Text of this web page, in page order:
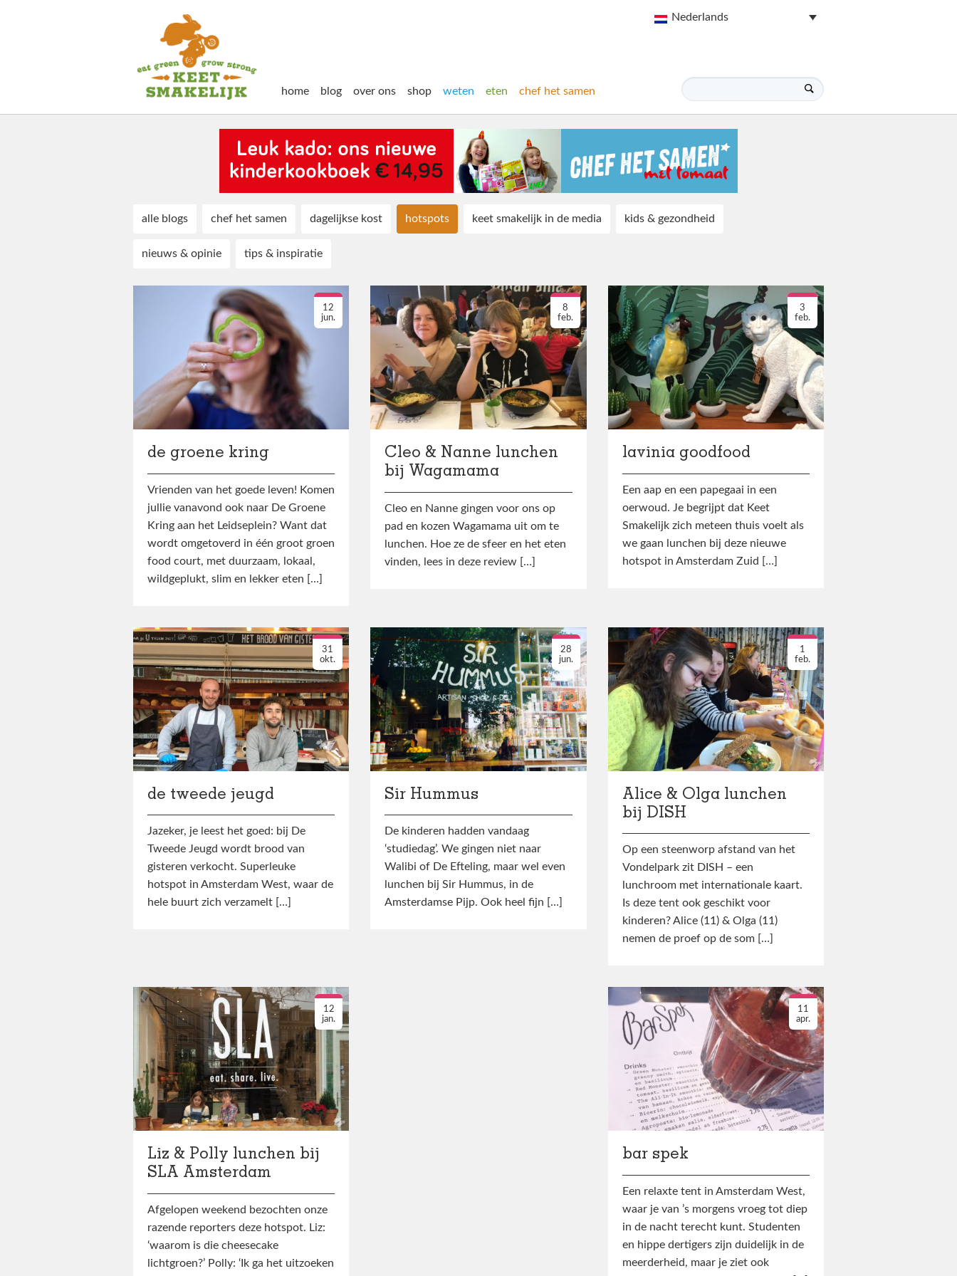
home blog over ons shop weten eten chef het samen
Nederlands
alle blogs chef het samen dagelijkse kost hotspots keet smakelijk in de media kids & gezondheid
nieuws & opinie tips & inspiratie
12
jun.
de groene kring
Vrienden van het goede leven! Komen
jullie vanavond ook naar De Groene
Kring aan het Leidseplein? Want dat
wordt omgetoverd in één groot groen
food court, met duurzaam, lokaal,
wildgeplukt, slim en lekker eten […]
8
feb.
Cleo & Nanne lunchen
bij Wagamama
Cleo en Nanne gingen voor ons op
pad en kozen Wagamama uit om te
lunchen. Hoe ze de sfeer en het eten
vinden, lees in deze review […]
3
feb.
lavinia goodfood
Een aap en een papegaai in een
oerwoud. Je begrijpt dat Keet
Smakelijk zich meteen thuis voelt als
we gaan lunchen bij deze nieuwe
hotspot in Amsterdam Zuid […]
31
okt.
de tweede jeugd
Jazeker, je leest het goed: bij De
Tweede Jeugd wordt brood van
gisteren verkocht. Superleuke
hotspot in Amsterdam West, waar de
hele buurt zich verzamelt […]
28
jun.
Sir Hummus
De kinderen hadden vandaag
‘studiedag’. We gingen niet naar
Walibi of De Efteling, maar wel even
lunchen bij Sir Hummus, in de
Amsterdamse Pijp. Ook heel fijn […]
1
feb.
Alice & Olga lunchen
bij DISH
Op een steenworp afstand van het
Vondelpark zit DISH – een
lunchroom met internationale kaart.
Is deze tent ook geschikt voor
kinderen? Alice (11) & Olga (11)
nemen de proef op de som […]
12
jan.
Liz & Polly lunchen bij
SLA Amsterdam
Afgelopen weekend bezochten onze
razende reporters deze hotspot. Liz:
‘waarom is die cheesecake
lichtgroen?’ Polly: ‘Ik ga het uitzoeken
11
apr.
bar spek
Een relaxte tent in Amsterdam West,
waar je van ’s morgens vroeg tot diep
in de nacht terecht kunt. Studenten
en hippe dertigers zijn duidelijk in de
meerderheid, maar je ziet ook